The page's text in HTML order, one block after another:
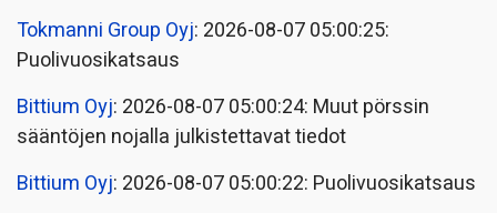
Tokmanni Group Oyj: 2026-08-07 05:00:25:
Puolivuosikatsaus
Bittium Oyj: 2026-08-07 05:00:24: Muut pörssin
sääntöjen nojalla julkistettavat tiedot
Bittium Oyj: 2026-08-07 05:00:22: Puolivuosikatsaus